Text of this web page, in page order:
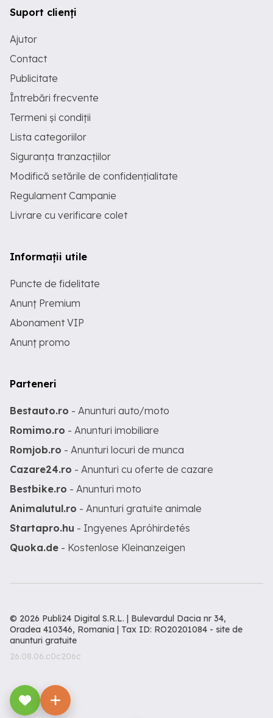
Suport clienți
Ajutor
Contact
Publicitate
Întrebări frecvente
Termeni și condiții
Lista categoriilor
Siguranța tranzacțiilor
Modifică setările de confidențialitate
Regulament Campanie
Livrare cu verificare colet
Informații utile
Puncte de fidelitate
Anunț Premium
Abonament VIP
Anunț promo
Parteneri
Bestauto.ro - Anunturi auto/moto
Romimo.ro - Anunturi imobiliare
Romjob.ro - Anunturi locuri de munca
Cazare24.ro - Anunturi cu oferte de cazare
Bestbike.ro - Anunturi moto
Animalutul.ro - Anunturi gratuite animale
Startapro.hu - Ingyenes Apróhirdetés
Quoka.de - Kostenlose Kleinanzeigen
© 2026 Publi24 Digital S.R.L. | Bulevardul Dacia nr 34,
Oradea 410346, Romania | Tax ID: RO20201084 - site de
anunturi gratuite
26.08.06.c0c206c